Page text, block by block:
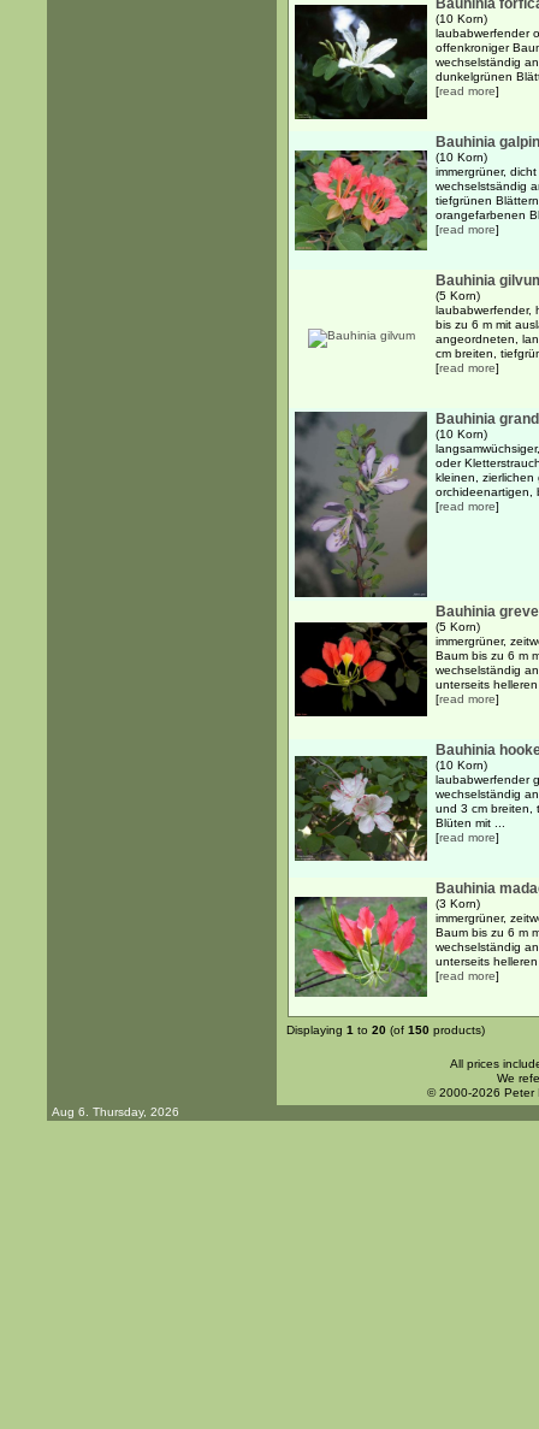
Bauhinia
(10 Korn)
laubabwerfender
offenkroniger
wechselständig
dunkelgrünen
[read more]
Bauhinia
(10 Korn)
immergrüner,
wechselstsändig
tiefgrünen
orangefarbenen
[read more]
Bauhinia
(5 Korn)
laubabwerfender,
bis zu 6 m mit
angeordneten,
cm breiten,
[read more]
Bauhinia
(10 Korn)
oder
kleinen,
orchideenartigen,
[read more]
Bauhinia
(5 Korn)
immergrüner,
Baum bis zu 6 m
wechselständig
unterseits
[read more]
Bauhinia
(10 Korn)
laubabwerfender
wechselständig
und 3 cm breiten,
Blüten mit ...
[read more]
Bauhinia
(3 Korn)
immergrüner,
Baum bis zu 6 m
wechselständig
unterseits
[read more]
Displaying 1 to 20 (of 150 products)
All prices
We
© 2000-2026 Peter
Aug 6. Thursday, 2026